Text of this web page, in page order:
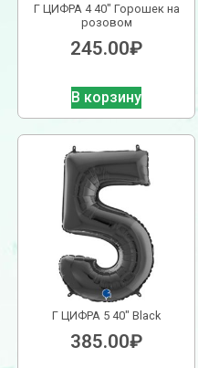
Г ЦИФРА 4 40″ Горошек на
розовом
245.00₽
В корзину
Г ЦИФРА 5 40″ Black
385.00₽